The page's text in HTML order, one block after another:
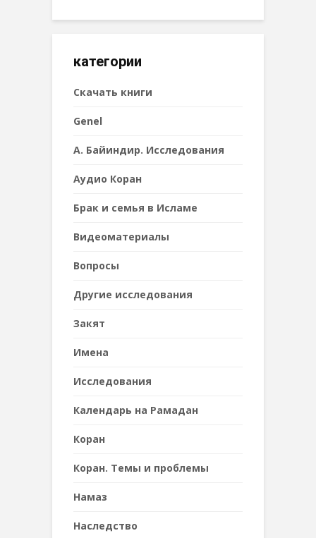
категории
Cкачать книги
Genel
А. Байиндир. Исследования
Аудио Коран
Брак и семья в Исламе
Видеоматериалы
Вопросы
Другие исследования
Закят
Имена
Исследования
Календарь на Рамадан
Коран
Коран. Темы и проблемы
Намаз
Наследствo